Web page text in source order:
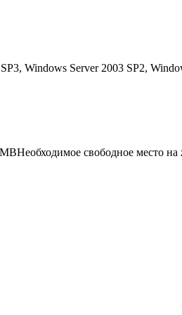
Windows Server 2003 SP2,
свободное место